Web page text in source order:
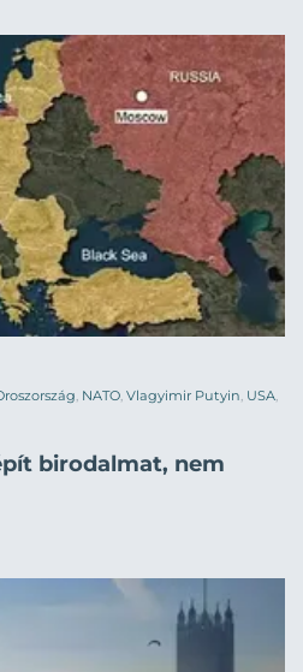
, NATO, Vlagyimir Putyin, USA,
birodalmat, nem